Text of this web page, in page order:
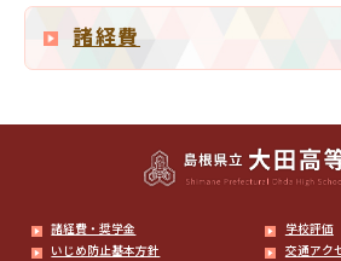
諸経費
諸経費・奨学金
学校評価
いじめ防止基本方針
交通アク